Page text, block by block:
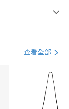
21家銀行
查看全部